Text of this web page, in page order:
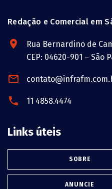
Redação e Comercial em
Rua Bernardino de
CEP: 04620-901 – São
11 4858.4474
Links úteis
SOBRE
ANUNCIE